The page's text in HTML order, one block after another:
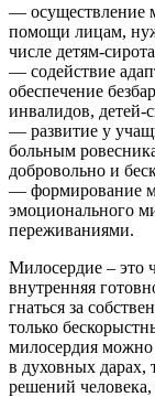
— осуществление
помощи лицам,
числе детям-
— содействие
обеспечение
инвалидов, детей-
— развитие у
больным
добровольно и
— формирование
эмоционального
переживаниями.
Милосердие – это
внутренняя
гнаться за
только
милосердия можно
в духовных дарах,
решений